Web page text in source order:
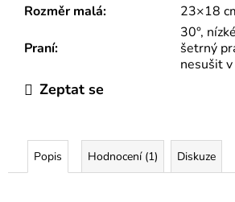
Rozměr malá: 23×18
Praní:
30°,
šetrný
nesušit v
Zeptat se
Popis Hodnocení (1) Diskuze